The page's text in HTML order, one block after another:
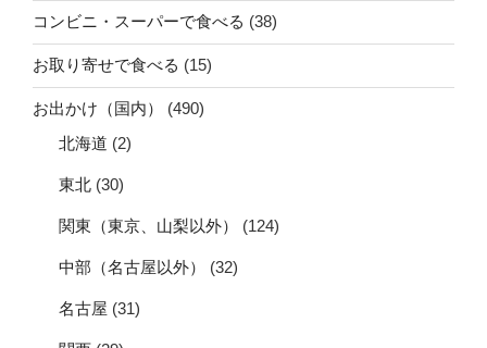
コンビニ・スーパーで食べる (38)
お取り寄せで食べる (15)
お出かけ（国内）
(490)
北海道 (2)
東北 (30)
関東（東京、山梨以外） (124)
中部（名古屋以外） (32)
名古屋 (31)